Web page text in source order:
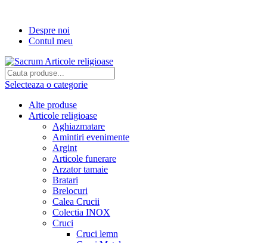
Despre noi
Contul meu
Selecteaza o categorie
Alte produse
Articole religioase
Aghiazmatare
Amintiri evenimente
Argint
Articole funerare
Arzator tamaie
Bratari
Brelocuri
Calea Crucii
Colectia INOX
Cruci
Cruci lemn